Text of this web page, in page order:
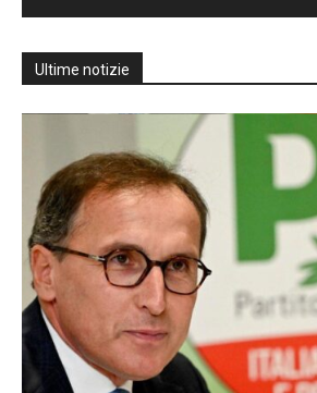
Ultime notizie